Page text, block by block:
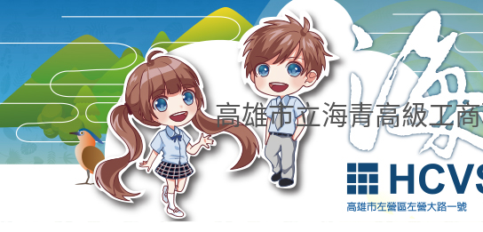
高雄市立海青高級工